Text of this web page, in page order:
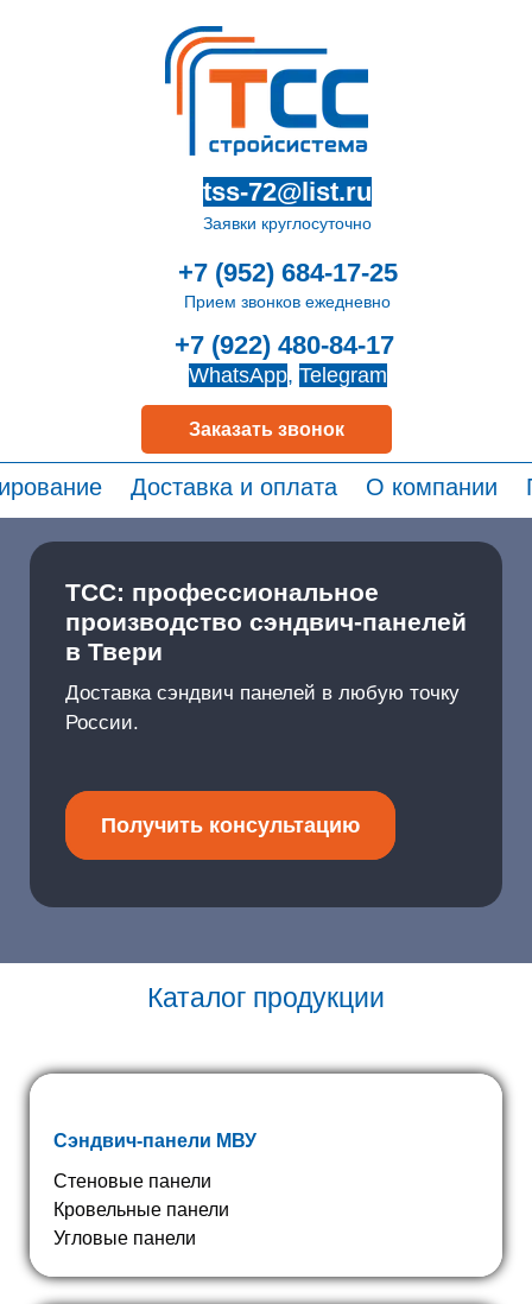
tss-72@list.ru
Заявки круглосуточно
+7 (952) 684-17-25
Прием звонков ежедневно
+7 (922) 480-84-17
WhatsApp, Telegram
Заказать звонок
Доставка и оплата О компании
ТСС: профессиональное
производство сэндвич-панелей
в Твери
Доставка сэндвич панелей в любую точку
России.
Получить консультацию
Каталог продукции
Сэндвич-панели МВУ
Стеновые панели
Кровельные панели
Угловые панели